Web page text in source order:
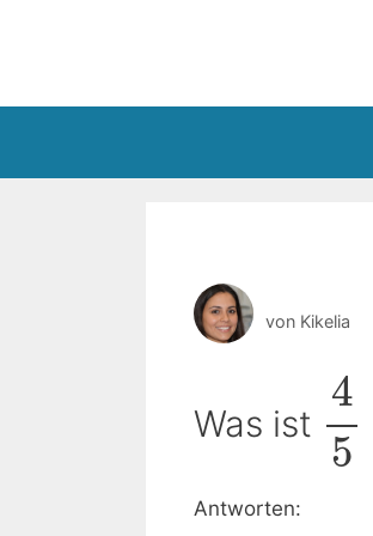
von Kikelia
Was ist
4
5
Antworten: